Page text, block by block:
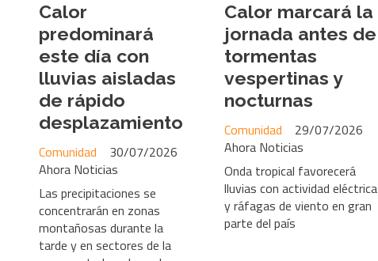
Calor
predominará
este día con
lluvias aisladas
de rápido
desplazamiento
Ahora Noticias
Comunidad 30/07/2026
Las precipitaciones se
concentrarán en zonas
montañosas durante la
tarde y en sectores de la
Calor marcará la
jornada antes de
tormentas
vespertinas y
nocturnas
Ahora Noticias
Comunidad 29/07/2026
Onda tropical favorecerá
lluvias con actividad eléctrica
y ráfagas de viento en gran
parte del país